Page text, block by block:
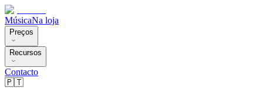
MúsicaNa loja
Preços
Recursos
Contacto
🇵🇹